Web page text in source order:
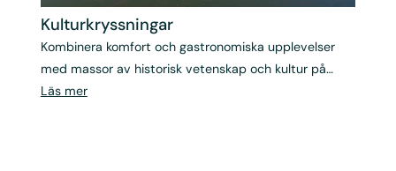
Kultur­kryssningar
Kombinera komfort och gastronomiska upplevelser
med massor av historisk vetenskap och kultur på
Albatros Travels kulturkryssningar.
Läs mer